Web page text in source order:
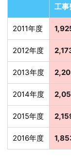
工事
2011年度
2012年度
2013年度
2014年度
2015年度
2016年度